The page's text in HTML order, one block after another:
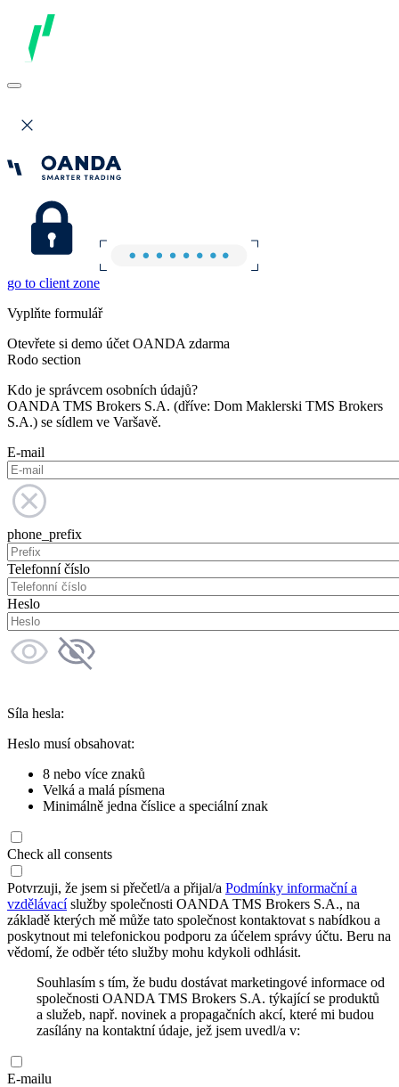
go to client zone
Vyplňte formulář
Otevřete si demo účet OANDA zdarma
Rodo section
Kdo je správcem osobních údajů?
OANDA TMS Brokers S.A. (dříve: Dom Maklerski TMS Brokers
S.A.) se sídlem ve Varšavě.
E-mail
phone_prefix
Telefonní číslo
Heslo
Síla hesla:
Heslo musí obsahovat:
8 nebo více znaků
Velká a malá písmena
Minimálně jedna číslice a speciální znak
Check all consents
Potvrzuji, že jsem si přečetl/a a přijal/a Podmínky informační a
vzdělávacíslužby společnosti OANDA TMS Brokers S.A., na
základě kterých mě může tato společnost kontaktovat s nabídkou a
poskytnout mi telefonickou podporu za účelem správy účtu. Beru na
vědomí, že odběr této služby mohu kdykoli odhlásit.
Souhlasím s tím, že budu dostávat marketingové informace od
společnosti OANDA TMS Brokers S.A. týkající se produktů
a služeb, např. novinek a propagačních akcí, které mi budou
zasílány na kontaktní údaje, jež jsem uvedl/a v:
E-mailu